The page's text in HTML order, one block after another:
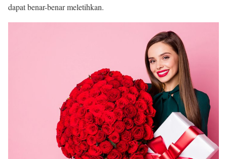
dapat benar-benar meletihkan.